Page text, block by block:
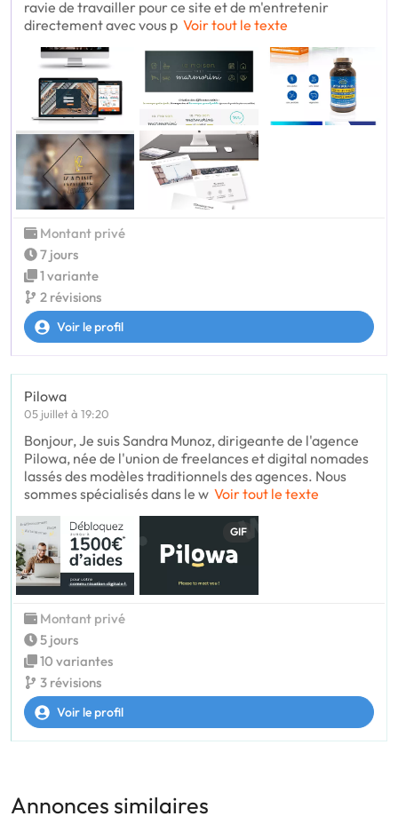
ravie de travailler pour ce site et de m'entretenir
directement avec vous p Voir tout le texte
Montant privé
7 jours
1 variante
2 révisions
Voir le profil
Pilowa
05 juillet à 19:20
Bonjour, Je suis Sandra Munoz, dirigeante de l'agence
Pilowa, née de l'union de freelances et digital nomades
lassés des modèles traditionnels des agences. Nous
sommes spécialisés dans le w Voir tout le texte
GIF
Montant privé
5 jours
10 variantes
3 révisions
Voir le profil
Annonces similaires